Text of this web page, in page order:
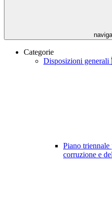
Categorie
Disposizioni generali
Piano triennale
corruzione e